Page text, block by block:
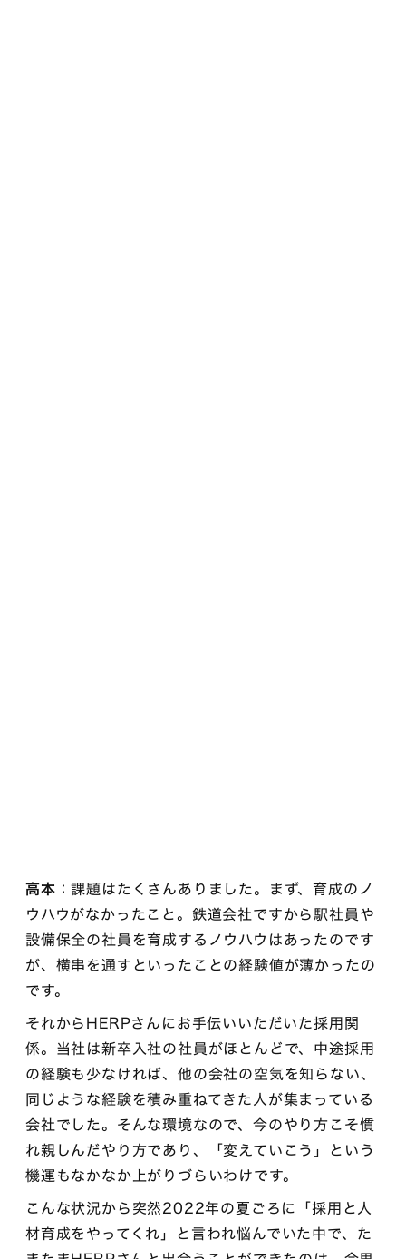
高本 ：課題はたくさんありました。まず、育成のノ
ウハウがなかったこと。鉄道会社ですから駅社員や
設備保全の社員を育成するノウハウはあったのです
が、横串を通すといったことの経験値が薄かったの
です。
それからHERPさんにお手伝いいただいた採用関
係。当社は新卒入社の社員がほとんどで、中途採用
の経験も少なければ、他の会社の空気を知らない、
同じような経験を積み重ねてきた人が集まっている
会社でした。そんな環境なので、今のやり方こそ慣
れ親しんだやり方であり、「変えていこう」という
機運もなかなか上がりづらいわけです。
こんな状況から突然2022年の夏ごろに「採用と人
材育成をやってくれ」と言われ悩んでいた中で、た